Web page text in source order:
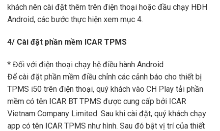
khách nên cài đặt thêm trên điện thoại hoặc đầu chạy HĐH
Android, các bước thực hiện xem mục 4.
4/ Cài đặt phần mềm ICAR TPMS
* Đối với điện thoại chạy hệ điều hành Android
Để cài đặt phần mềm điều chỉnh các cảnh báo cho thiết bị
TPMS i50 trên điện thoại, quý khách vào CH Play tải phần
mềm có tên ICAR BT TPMS được cung cấp bởi ICAR
Vietnam Company Limited. Sau khi cài đặt, quý khách chạy
app có tên ICAR TPMS như hình. Sau đó bật vị trí của thiết